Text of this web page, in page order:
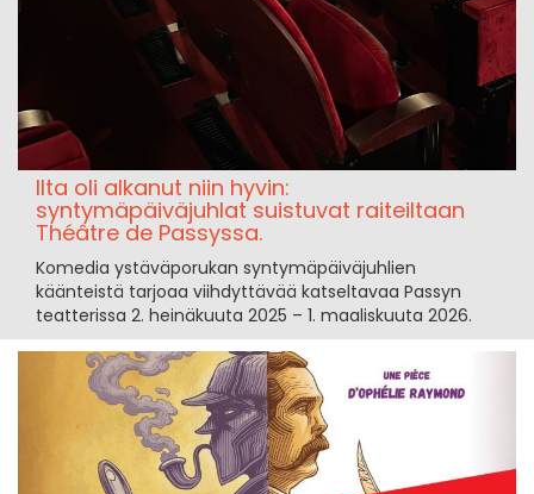
Ilta oli alkanut niin hyvin:
syntymäpäiväjuhlat suistuvat raiteiltaan
Théâtre de Passyssa.
Komedia ystäväporukan syntymäpäiväjuhlien
käänteistä tarjoaa viihdyttävää katseltavaa Passyn
teatterissa 2. heinäkuuta 2025 – 1. maaliskuuta 2026.